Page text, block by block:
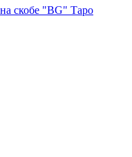
скобе "BG" Таро